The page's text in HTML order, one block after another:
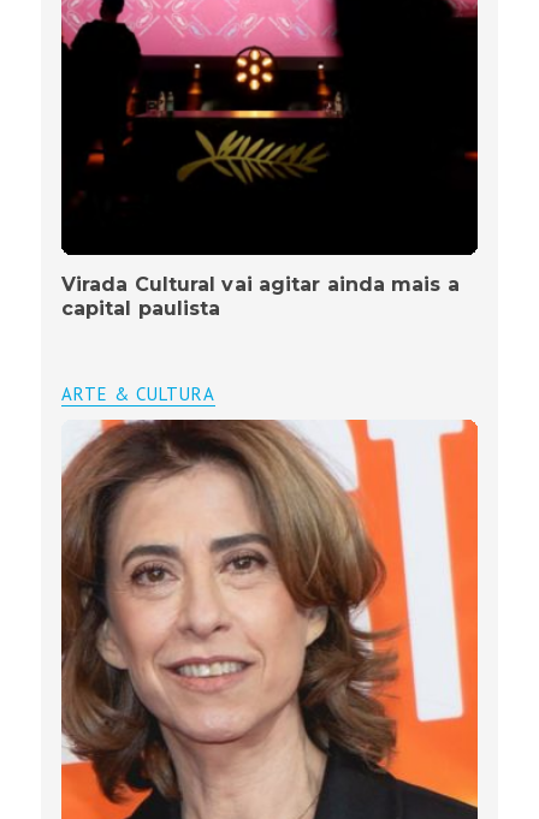
Virada Cultural vai agitar ainda mais a
capital paulista
ARTE & CULTURA